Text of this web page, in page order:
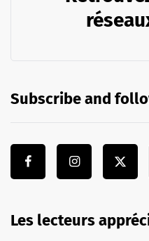
Subscribe and
Les lecteurs